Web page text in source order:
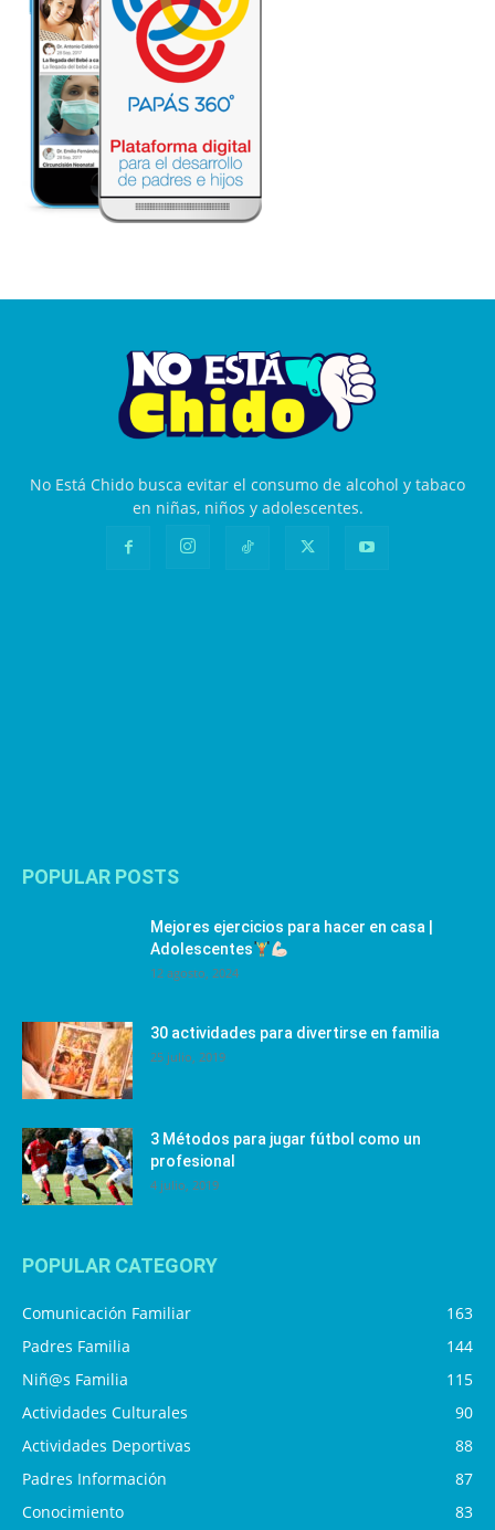
No Está Chido busca evitar el consumo de alcohol y tabaco
en niñas, niños y adolescentes.
POPULAR POSTS
Mejores ejercicios para hacer en casa |
Adolescentes
12 agosto, 2024
30 actividades para divertirse en familia
25 julio, 2019
3 Métodos para jugar fútbol como un
profesional
4 julio, 2019
POPULAR CATEGORY
Comunicación Familiar
163
Padres Familia
144
Niñ@s Familia
115
Actividades Culturales
90
Actividades Deportivas
88
Padres Información
87
Conocimiento
83